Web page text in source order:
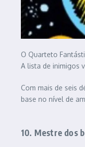
O Quarteto
A lista de inimigos
Com mais de seis
base no nível de
10. Mestre dos